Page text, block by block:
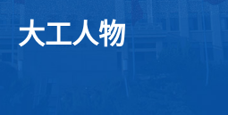
大工人物